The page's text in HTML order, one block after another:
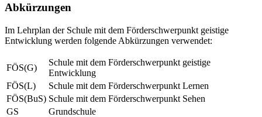
Abkürzungen
Im Lehrplan der Schule mit dem Förderschwerpunkt geistige
Entwicklung werden folgende Abkürzungen verwendet:
FÖS(G)
Schule mit dem Förderschwerpunkt geistige
Entwicklung
FÖS(L)
Schule mit dem Förderschwerpunkt Lernen
FÖS(BuS) Schule mit dem Förderschwerpunkt Sehen
GS
Grundschule